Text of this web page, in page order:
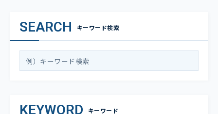
SEARCH キーワード検索
KEYWORD キーワード